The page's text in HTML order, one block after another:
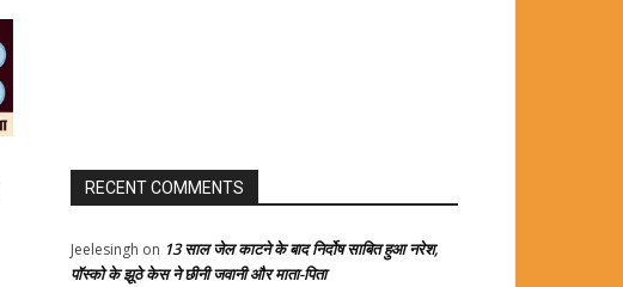
RECENT COMMENTS
Jeelesingh on 13 साल जेल काटने के बाद निर्दोष साबित हुआ नरेश,
पॉस्को के झूठे केस ने छीनी जवानी और माता-पिता